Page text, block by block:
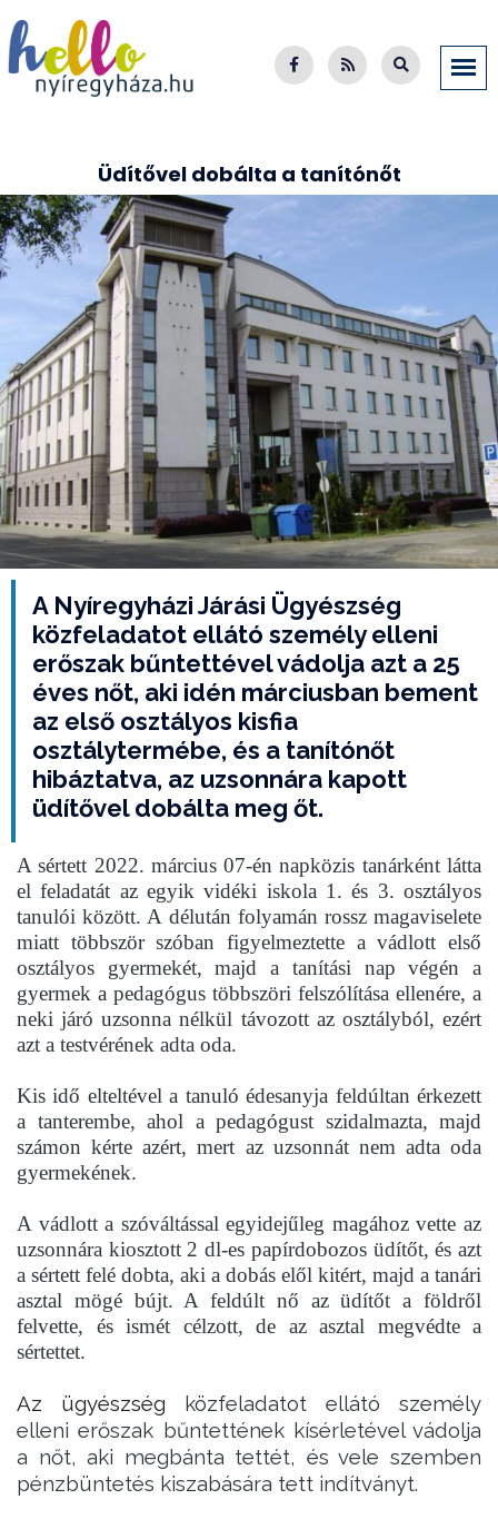
Üdítővel dobálta a tanítónőt
A Nyíregyházi Járási Ügyészség
közfeladatot ellátó személy elleni
erőszak bűntettével vádolja azt a 25
éves nőt, aki idén márciusban bement
az első osztályos kisfia
osztálytermébe, és a tanítónőt
hibáztatva, az uzsonnára kapott
üdítővel dobálta meg őt.
A sértett 2022. március 07-én napközis tanárként látta
el feladatát az egyik vidéki iskola 1. és 3. osztályos
tanulói között. A délután folyamán rossz magaviselete
miatt többször szóban figyelmeztette a vádlott első
osztályos gyermekét, majd a tanítási nap végén a
gyermek a pedagógus többszöri felszólítása ellenére, a
neki járó uzsonna nélkül távozott az osztályból, ezért
azt a testvérének adta oda.
Kis idő elteltével a tanuló édesanyja feldúltan érkezett
a tanterembe, ahol a pedagógust szidalmazta, majd
számon kérte azért, mert az uzsonnát nem adta oda
gyermekének.
A vádlott a szóváltással egyidejűleg magához vette az
uzsonnára kiosztott 2 dl-es papírdobozos üdítőt, és azt
a sértett felé dobta, aki a dobás elől kitért, majd a tanári
asztal mögé bújt. A feldúlt nő az üdítőt a földről
felvette, és ismét célzott, de az asztal megvédte a
sértettet.
Az ügyészség közfeladatot ellátó személy
elleni erőszak bűntettének kísérletével vádolja
a nőt, aki megbánta tettét, és vele szemben
pénzbüntetés kiszabására tett indítványt.